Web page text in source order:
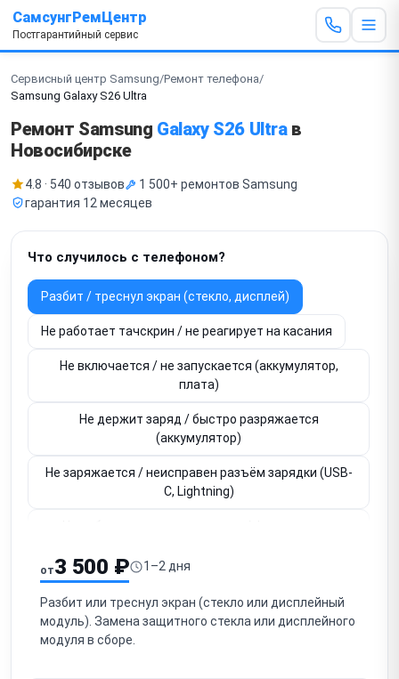
СамсунгРемЦентр
Постгарантийный сервис
Сервисный центр Samsung/Ремонт телефона/
Samsung Galaxy S26 Ultra
Ремонт Samsung Galaxy S26 Ultraв
Новосибирске
4.8 · 540 отзывов
1 500+ ремонтов Samsung
гарантия 12 месяцев
Что случилось с телефоном?
Разбит / треснул экран (стекло, дисплей)
Не работает тачскрин / не реагирует на касания
Не включается / не запускается (аккумулятор,
плата)
Не держит заряд / быстро разряжается
(аккумулятор)
Не заряжается / неисправен разъём зарядки (USB-
C, Lightning)
Нет звука / не работает разговорный динамик
Нет громкого звука / не работает громкоговоритель
от3 500 ₽ 1–2 дня
Разбит или треснул экран (стекло или дисплейный
модуль). Замена защитного стекла или дисплейного
модуля в сборе.